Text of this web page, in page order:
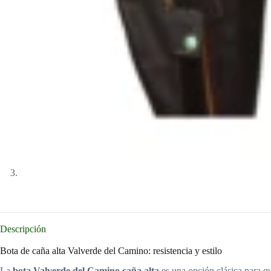
Descripción
Bota de caña alta Valverde del Camino: resistencia y estilo